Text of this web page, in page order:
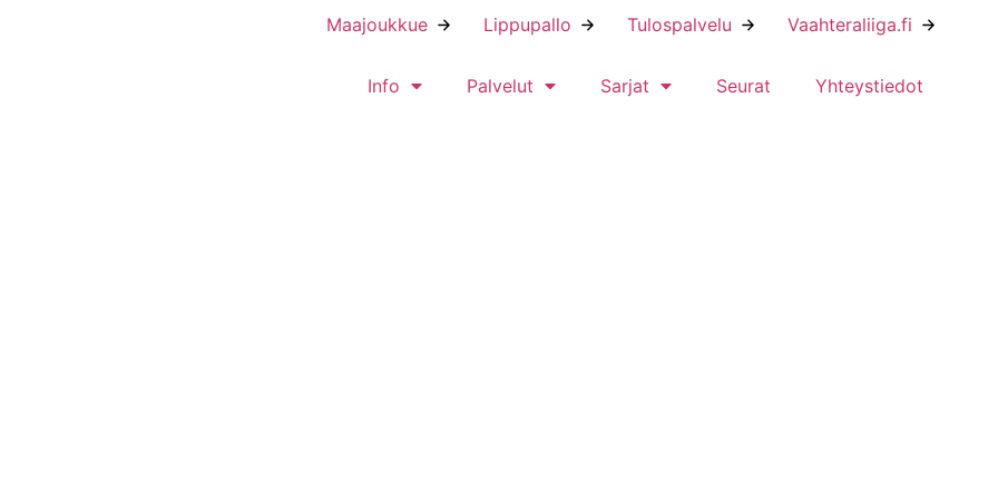
Maajoukkue Lippupallo Tulospalvelu Vaahteraliiga.fi
Info Palvelut Sarjat Seurat Yhteystiedot